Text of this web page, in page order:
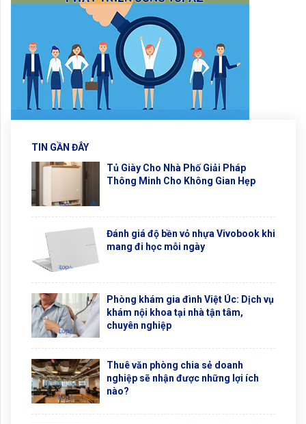
TIN GẦN ĐÂY
Tủ Giày Cho Nhà Phố Giải Pháp
Thông Minh Cho Không Gian Hẹp
Đánh giá độ bền vỏ nhựa Vivobook khi
mang đi học mỗi ngày
Phòng khám gia đình Việt Úc: Dịch vụ
khám nội khoa tại nhà tận tâm,
chuyên nghiệp
Thuê văn phòng chia sẻ doanh
nghiệp sẽ nhận được những lợi ích
nào?